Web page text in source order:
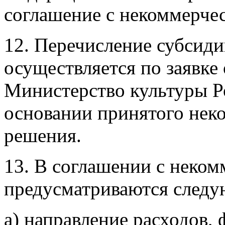
соглашение с
12. Перечисление
осуществляется по
Министерство культуры
основании принятого
решения.
13. В соглашении с
предусматриваются
а) направление